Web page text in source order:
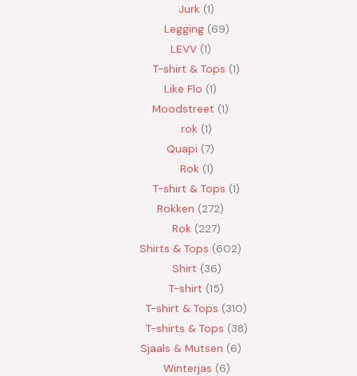
Jurk 1
Legging 69
LEVV 1
T-shirt & Tops 1
Like Flo 1
Moodstreet 1
rok 1
Quapi 7
Rok 1
T-shirt & Tops 1
Rokken 272
Rok 227
Shirts & Tops 602
Shirt 36
T-shirt 15
T-shirt & Tops 310
T-shirts & Tops 38
Sjaals & Mutsen 6
Winterjas 6